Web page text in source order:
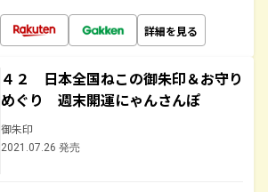
詳細を見る
４２ 日本全国ねこの御朱印＆お守り
めぐり 週末開運にゃんさんぽ
御朱印
2021.07.26 発売